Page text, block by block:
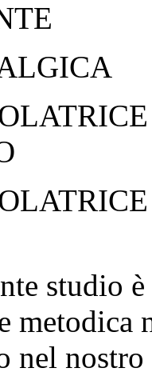
studio
metodica
nel